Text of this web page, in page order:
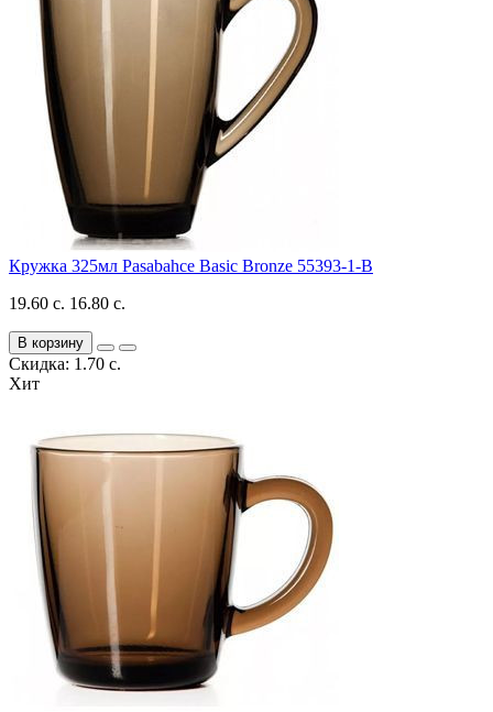
Кружка 325мл Pasabahce Basic Bronze 55393-1-B
19.60 с. 16.80 с.
В корзину
Скидка: 1.70 с.
Хит